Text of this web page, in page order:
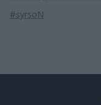
#syrsoN